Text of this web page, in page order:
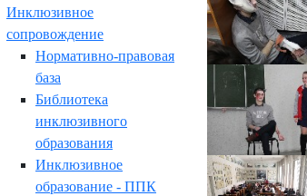
Инклюзивное
сопровождение
Нормативно-правовая
база
Библиотека
инклюзивного
образования
Инклюзивное
образование - ППК